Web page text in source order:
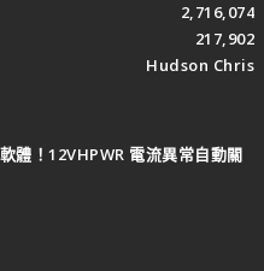
2,716,074
217,902
Hudson Chris
體！12VHPWR 電流異常自動關